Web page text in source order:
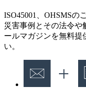
ISO45001、OHSMSの
災害事例とその法令や
ールマガジンを無料提
い。